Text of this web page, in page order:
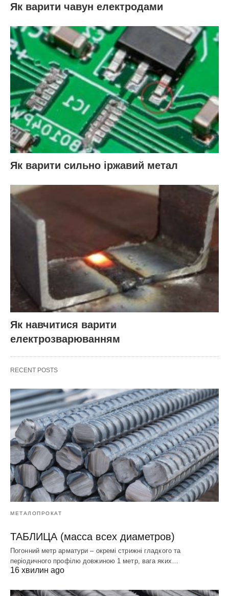
Як варити чавун електродами
Як варити сильно іржавий метал
Як навчитися варити
електрозварюванням
RECENT POSTS
МЕТАЛОПРОКАТ
ТАБЛИЦА (масса всех диаметров)
Погонний метр арматури – окремі стрижні гладкого та
періодичного профілю довжиною 1 метр, вага яких…
16 хвилин ago